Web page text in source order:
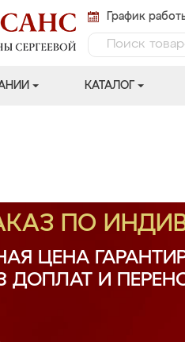
График
КАТАЛОГ
ПО
ЦЕНА
ДОПЛАТ И